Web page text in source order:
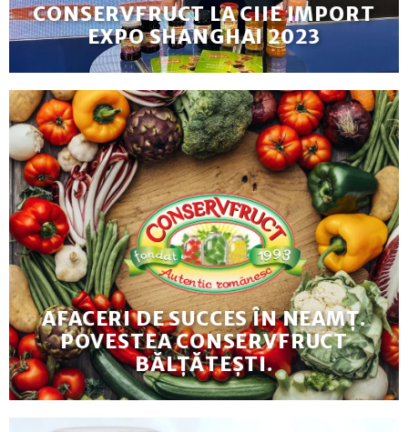
CONSERVFRUCT LA CIIE IMPORT
EXPO SHANGHAI 2023
AFACERI DE SUCCES ÎN NEAMȚ.
POVESTEA CONSERVFRUCT
BĂLȚĂTEȘTI.